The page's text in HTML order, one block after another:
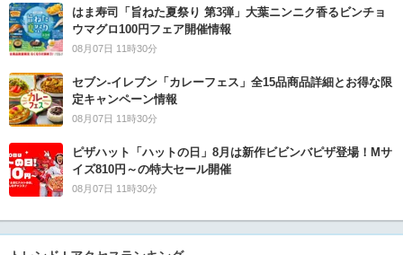
はま寿司「旨ねた夏祭り 第3弾」大葉ニンニク香るビンチョ
ウマグロ100円フェア開催情報
08月07日 11時30分
セブン‐イレブン「カレーフェス」全15品商品詳細とお得な限
定キャンペーン情報
08月07日 11時30分
ピザハット「ハットの日」8月は新作ビビンバピザ登場！Mサ
イズ810円～の特大セール開催
08月07日 11時30分